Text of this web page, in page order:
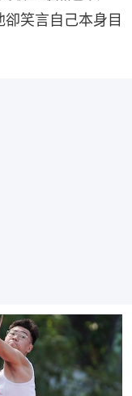
笑言自己本身目